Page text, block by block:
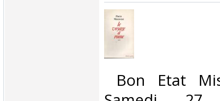
Bon Etat